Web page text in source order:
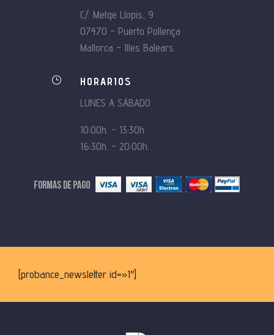
C/. Metge Llopis, 9
07470 – Puerto Pollença
Mallorca – Illes Balears
}
HORARIOS
LUNES A SÁBADO
10:00h. – 13:30h.
16:30h. – 20:00h.
[probance_newsletter id=»1″]